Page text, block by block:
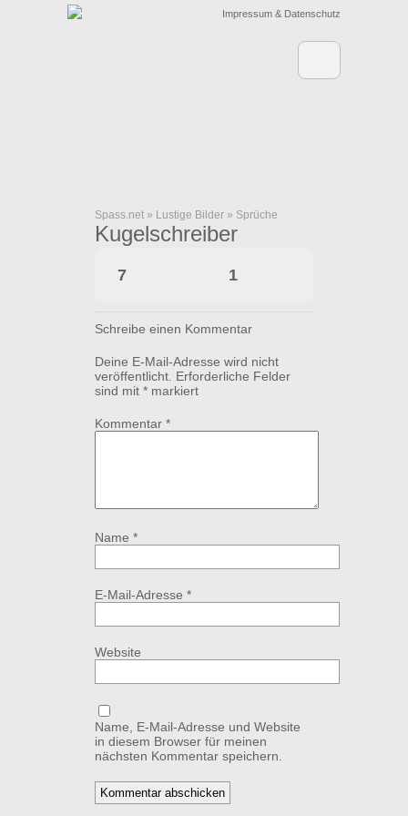
Impressum & Datenschutz
Spass.net » Lustige Bilder » Sprüche
Kugelschreiber
7 1
Schreibe einen Kommentar
Deine E-Mail-Adresse wird nicht
veröffentlicht. Erforderliche Felder
sind mit * markiert
Kommentar *
Name *
E-Mail-Adresse *
Website
Name, E-Mail-Adresse und Website
in diesem Browser für meinen
nächsten Kommentar speichern.